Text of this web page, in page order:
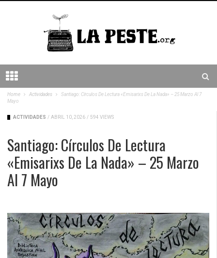
Home Actividades
Santiago: Círculos De Lectura «Emisarixs De La Nada» – 25 Marzo Al 7
Mayo
ACTIVIDADES / ABRIL 10, 2026 / 594 VIEWS
Santiago: Círculos De Lectura
«Emisarixs De La Nada» – 25 Marzo
Al 7 Mayo